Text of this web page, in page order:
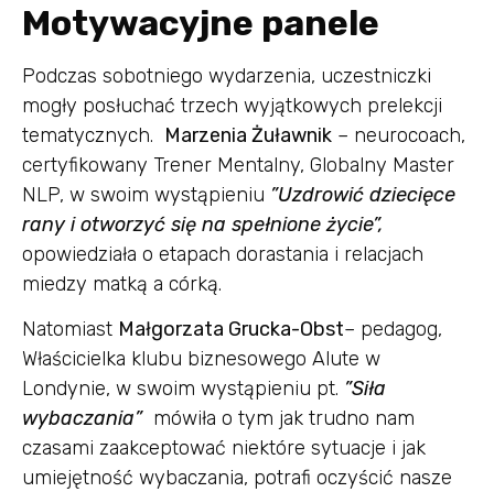
Motywacyjne panele
Podczas sobotniego wydarzenia, uczestniczki
mogły posłuchać trzech wyjątkowych prelekcji
tematycznych. Marzenia Żuławnik – neurocoach,
certyfikowany Trener Mentalny, Globalny Master
NLP, w swoim wystąpieniu ”Uzdrowić dziecięce
rany i otworzyć się na spełnione życie”,
opowiedziała o etapach dorastania i relacjach
miedzy matką a córką.
Natomiast Małgorzata Grucka-Obst– pedagog,
Właścicielka klubu biznesowego Alute w
Londynie, w swoim wystąpieniu pt. ”Siła
wybaczania” mówiła o tym jak trudno nam
czasami zaakceptować niektóre sytuacje i jak
umiejętność wybaczania, potrafi oczyścić nasze